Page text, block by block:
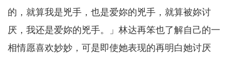
的，就算我是兇手，也是爱妳的兇手，就算被妳讨
厌，我还是爱妳的兇手。」林达再笨也了解自己的一
相情愿喜欢妙妙，可是即使她表现的再明白她讨厌